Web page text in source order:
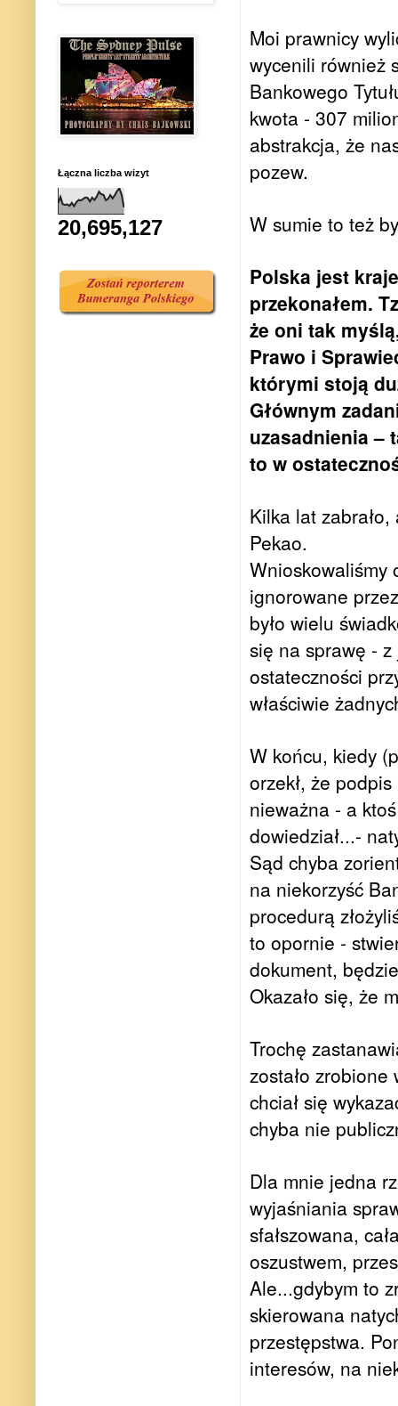
Moi prawnicy
wycenili również
Bankowego
kwota - 307
abstrakcja, że
pozew.
W sumie to też
Polska jest
przekonałem.
że oni tak
Prawo i
którymi stoją
Głównym
uzasadnienia –
to w
Kilka lat
Pekao.
Wnioskowaliśmy
ignorowane
było wielu
się na sprawę -
ostateczności
właściwie
W końcu, kiedy
orzekł, że
nieważna - a
dowiedział...-
Sąd chyba
na niekorzyść
procedurą
to opornie -
dokument,
Okazało się, że
Trochę
zostało
chciał się
chyba nie
Dla mnie jedna
wyjaśniania
sfałszowana,
oszustwem,
Ale...gdybym to
skierowana
przestępstwa.
interesów, na
Łączna liczba wizyt
20,695,127